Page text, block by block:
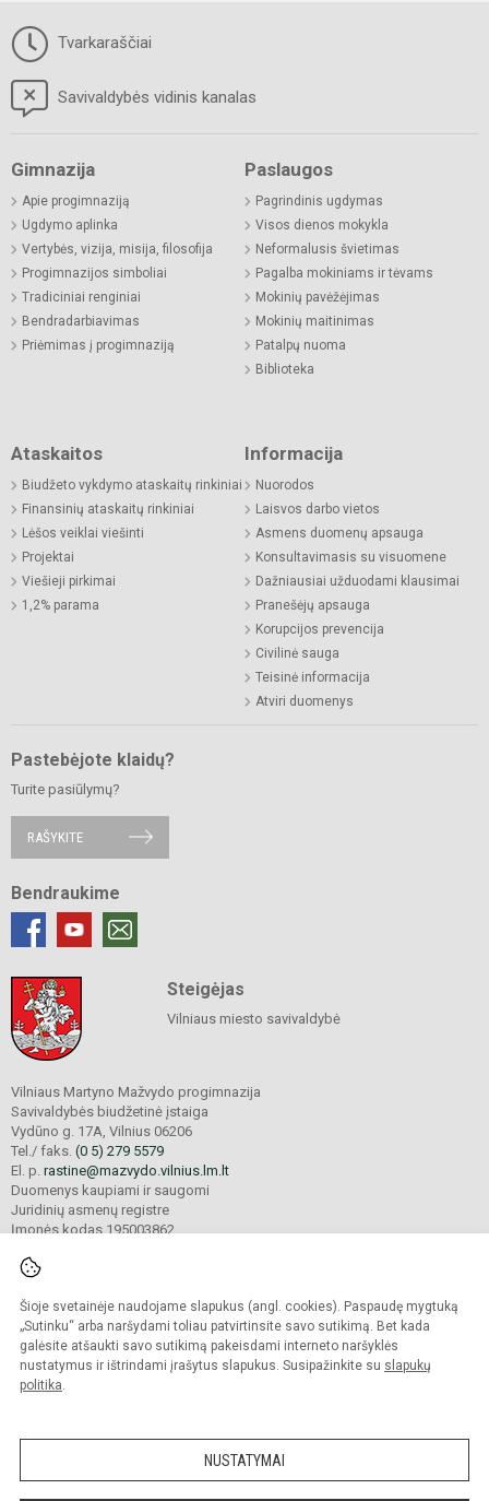
Šioje svetainėje naudojame slapukus (angl. cookies). Paspaudę mygtuką
„Sutinku“ arba naršydami toliau patvirtinsite savo sutikimą. Bet kada
galėsite atšaukti savo sutikimą pakeisdami interneto naršyklės
nustatymus ir ištrindami įrašytus slapukus. Susipažinkite su slapukų
politika.
NUSTATYMAI
Tvarkaraščiai
Savivaldybės vidinis kanalas
Gimnazija
Apie progimnaziją
Ugdymo aplinka
Vertybės, vizija, misija, filosofija
Progimnazijos simboliai
Tradiciniai renginiai
Bendradarbiavimas
Priėmimas į progimnaziją
Paslaugos
Pagrindinis ugdymas
Visos dienos mokykla
Neformalusis švietimas
Pagalba mokiniams ir tėvams
Mokinių pavėžėjimas
Mokinių maitinimas
Patalpų nuoma
Biblioteka
Ataskaitos
Biudžeto vykdymo ataskaitų rinkiniai
Finansinių ataskaitų rinkiniai
Lėšos veiklai viešinti
Projektai
Viešieji pirkimai
1,2% parama
Informacija
Nuorodos
Laisvos darbo vietos
Asmens duomenų apsauga
Konsultavimasis su visuomene
Dažniausiai užduodami klausimai
Pranešėjų apsauga
Korupcijos prevencija
Civilinė sauga
Teisinė informacija
Atviri duomenys
Pastebėjote klaidų?
Turite pasiūlymų?
RAŠYKITE
Bendraukime
Steigėjas
Vilniaus miesto savivaldybė
Vilniaus Martyno Mažvydo progimnazija
Savivaldybės biudžetinė įstaiga
Vydūno g. 17A, Vilnius 06206
Tel./ faks. (0 5) 279 5579
El. p. rastine@mazvydo.vilnius.lm.lt
Duomenys kaupiami ir saugomi
Juridinių asmenų registre
Įmonės kodas 195003862
© 2022. Vilniaus Martyno Mažvydo progimnazija. Visos teisės saugomos.
Kopijuoti turinį be raštiško įstaigos administracijos sutikimo griežtai draudžiama.
Prieinamumo paraiška Slapukų valdymas
Sumanus būdas atnaujinti